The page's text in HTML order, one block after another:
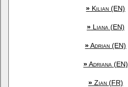
» Kilian (EN)
»Liana (EN)
»Adrian (EN)
»Adriana (EN)
»Zian (FR)